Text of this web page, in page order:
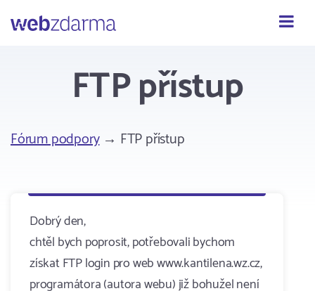
Webzdarma
FTP přístup
Fórum podpory→ FTP přístup
Dobrý den,
chtěl bych poprosit, potřebovali bychom
získat FTP login pro web www.kantilena.wz.cz,
programátora (autora webu) již bohužel není